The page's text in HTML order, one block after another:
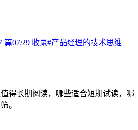
篇07/29 收录#产品经理的技术思维
得长期阅读，哪些适合短期试读，哪
。